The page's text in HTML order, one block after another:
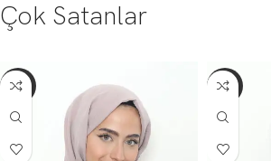
Çok Satanlar
-56% -56%